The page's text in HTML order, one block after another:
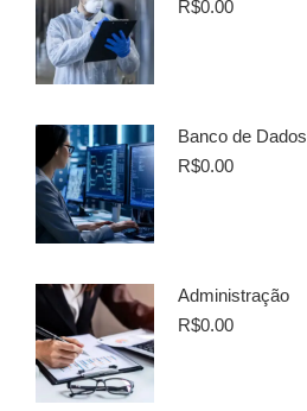
R$0.00
Banco de Dados
R$0.00
Administração
R$0.00